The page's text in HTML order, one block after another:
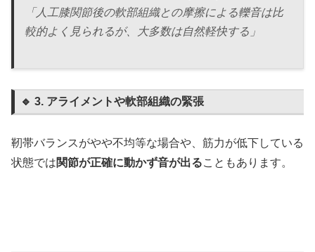
「人工膝関節後の軟部組織との摩擦による轢音は比
較的よく見られるが、大多数は自然軽快する」
🔹 3. アライメントや軟部組織の緊張
靭帯バランスがやや不均等な場合や、筋力が低下している
状態では関節が正確に動かず音が出ることもあります。